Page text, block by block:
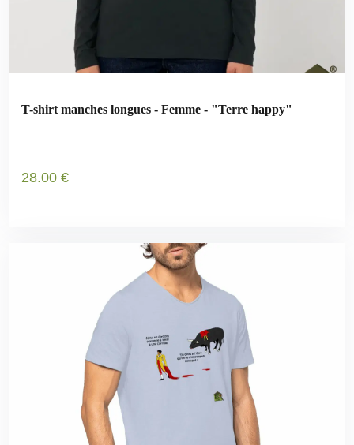
T-shirt manches longues - Femme - "Terre happy"
28.00 €